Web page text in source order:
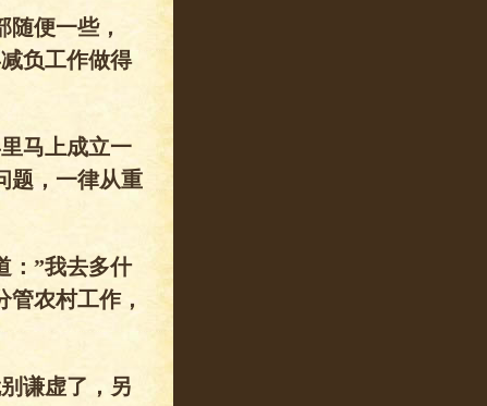
便一些，
负工作做得
马上成立一
题，一律从重
：”我去多什
农村工作，
谦虚了，另